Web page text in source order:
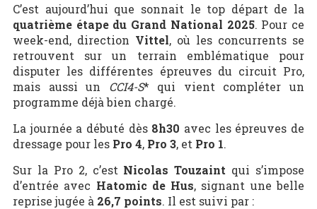
C’est aujourd’hui que sonnait le top départ de la
quatrième étape du Grand National 2025. Pour ce
week-end, direction Vittel, où les concurrents se
retrouvent sur un terrain emblématique pour
disputer les différentes épreuves du circuit Pro,
mais aussi un CCI4-S* qui vient compléter un
programme déjà bien chargé.
La journée a débuté dès 8h30 avec les épreuves de
dressage pour les Pro 4, Pro 3, et Pro 1.
Sur la Pro 2, c’est Nicolas Touzaint qui s’impose
d’entrée avec Hatomic de Hus, signant une belle
reprise jugée à 26,7 points. Il est suivi par :